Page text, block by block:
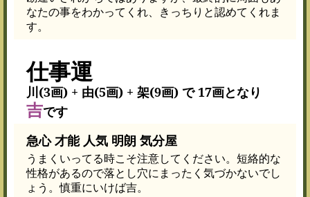
なたの事をわかってくれ、きっちりと認めてくれま
す。
仕事運
川(3画) + 由(5画) + 架(9画) で 17画となり
吉です
急心 才能 人気 明朗 気分屋
うまくいってる時こそ注意してください。短絡的な
性格があるので落とし穴にまったく気づかないでし
ょう。慎重にいけば吉。